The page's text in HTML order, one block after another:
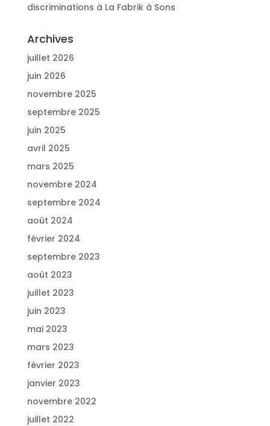
discriminations à La Fabrik à Sons
Archives
juillet 2026
juin 2026
novembre 2025
septembre 2025
juin 2025
avril 2025
mars 2025
novembre 2024
septembre 2024
août 2024
février 2024
septembre 2023
août 2023
juillet 2023
juin 2023
mai 2023
mars 2023
février 2023
janvier 2023
novembre 2022
juillet 2022